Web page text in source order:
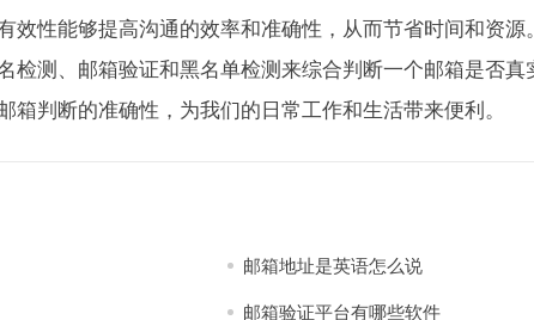
效性能够提高沟通的效率和准确性，从而节省时间和资源
检测、邮箱验证和黑名单检测来综合判断一个邮箱是否真
箱判断的准确性，为我们的日常工作和生活带来便利。
邮箱地址是英语怎么说
邮箱验证平台有哪些软件